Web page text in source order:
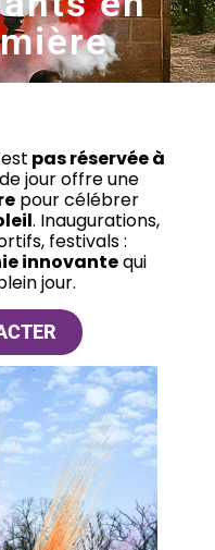
pas réservée à
jour offre une
pour célébrer
. Inaugurations,
festivals :
innovantequi
jour.